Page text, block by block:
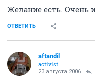
Желание есть. Очень
ОТВЕТИТЬ
aftandil
activist
23 августа 2006